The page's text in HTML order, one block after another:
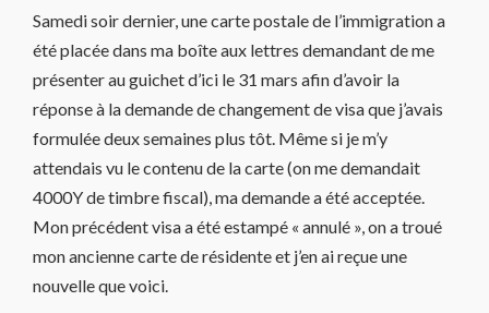
Samedi soir dernier, une carte postale de l’immigration a
été placée dans ma boîte aux lettres demandant de me
présenter au guichet d’ici le 31 mars afin d’avoir la
réponse à la demande de changement de visa que j’avais
formulée deux semaines plus tôt. Même si je m’y
attendais vu le contenu de la carte (on me demandait
4000Y de timbre fiscal), ma demande a été acceptée.
Mon précédent visa a été estampé « annulé », on a troué
mon ancienne carte de résidente et j’en ai reçue une
nouvelle que voici.